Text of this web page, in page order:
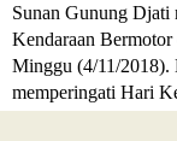
Sunan Gunung Djati
Kendaraan
Minggu (4/11/2018).
memperingati Hari